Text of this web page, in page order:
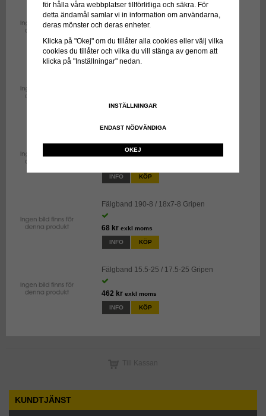
Fälgband 6.50/7.50-20 Gripen
INFO KÖP
INFO KÖP
Fälgband 190-8 / 18x7-8 Gripen
68 kr exkl moms
INFO KÖP
Fälgband 15.5-25 / 17.5-25 Gripen
462 kr exkl moms
INFO KÖP
KUNDTJÄNST
för hålla våra webbplatser tillförlitliga och säkra. För
detta ändamål samlar vi in information om användarna,
deras mönster och deras enheter.
Klicka på "Okej" om du tillåter alla cookies eller välj vilka
cookies du tillåter och vilka du vill stänga av genom att
klicka på "Inställningar" nedan.
INSTÄLLNINGAR
ENDAST NÖDVÄNDIGA
OKEJ